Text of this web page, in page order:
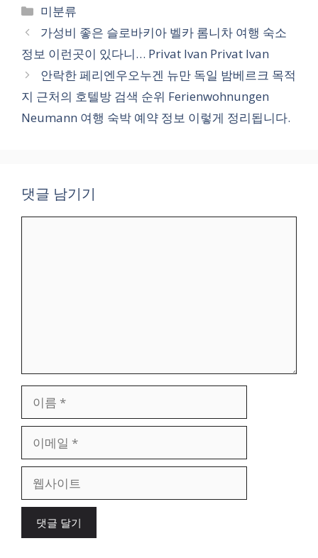
카
테
고
리
미분류
가성비 좋은 슬로바키아 벨카 롬니차 여행 숙소
정보 이런곳이 있다니… Privat Ivan Privat Ivan
안락한 페리엔우오누겐 뉴만 독일 밤베르크 목적
지 근처의 호텔방 검색 순위 Ferienwohnungen
Neumann 여행 숙박 예약 정보 이렇게 정리됩니다.
댓글 남기기
일
이